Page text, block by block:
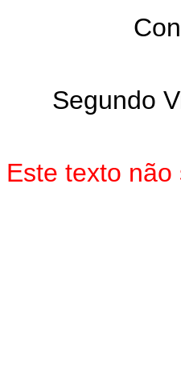
Segundo
Este texto